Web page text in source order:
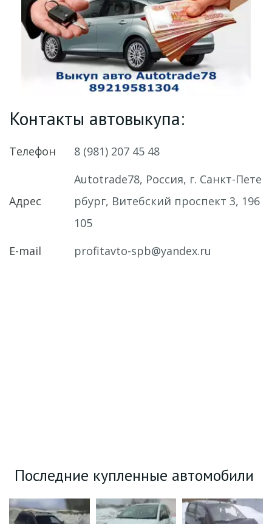
Контакты автовыкупа:
Телефон 8 (981) 207 45 48
Адрес
Autotrade78, Россия, г. Санкт-Пете
рбург, Витебский проспект 3, 196
105
E-mail
profitavto-spb@yandex.ru
Последние купленные автомобили